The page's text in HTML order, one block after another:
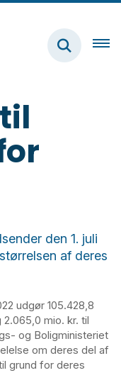
den 1. juli
af deres
udgør 105.428,8
mio. kr. til
og Boligministeriet
om deres del af
grund for deres